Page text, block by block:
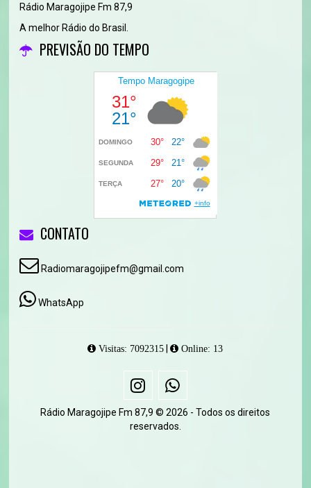
Rádio Maragojipe Fm 87,9
A melhor Rádio do Brasil.
PREVISÃO DO TEMPO
CONTATO
Radiomaragojipefm@gmail.com
WhatsApp
Visitas: 7092315 | Online: 13
Rádio Maragojipe Fm 87,9 © 2026 - Todos os direitos
reservados.